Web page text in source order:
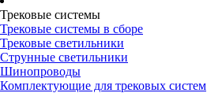
Трековые системы
Трековые системы в сборе
Трековые светильники
Струнные светильники
Шинопроводы
Комплектующие для трековых систем